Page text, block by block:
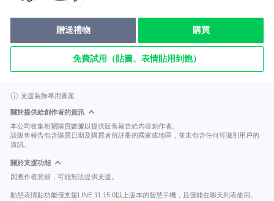
贈送禮物 購買
免費試用（貼圖、表情貼用到飽）
支援裝飾專用圖案
關於提供給創作者的資訊
本公司收集相關購買數據以提供販售報告給內容創作者。
該販售報告包含購買日期及購買者所註冊的國家或地區，並未包含任何可識別用戶的
資訊。
關於支援功能
因應作者意願，可能無法提供支援。
動態表情貼功能僅支援LINE 11.15.0以上版本的智慧手機，且僅能在聊天列表使用。